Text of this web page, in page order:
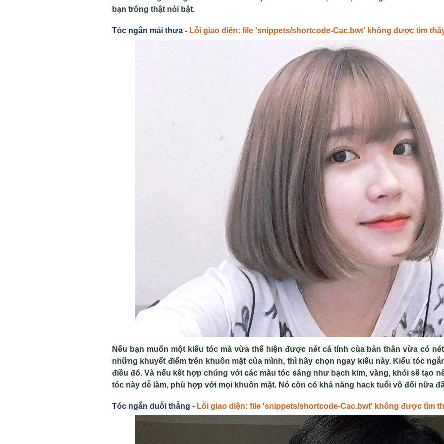
bạn trông thật nỏi bật.
Tóc ngắn mái thưa - Lỗi giao diện: file 'snippets/shortcode-Cac.bwt' không được tìm
Nếu bạn muốn một kiểu tóc mà vừa thể hiện được nét cá tính của bản thân vừa có
những khuyết điểm trên khuôn mặt của mình, thì hãy chọn ngay kiểu này. Kiểu tóc ng
điều đó. Và nếu kết hợp chúng với các màu tóc sáng như bạch kim, vàng, khói sẽ tạo n
tóc này dễ l àm, phù hợp với mọi khuôn mặt. Nó còn có khả năng hack tuổi vô đối nữa
Tóc ngắn duỗi thẳng - Lỗi giao diện: file 'snippets/shortcode-Cac.bwt' không được tìm